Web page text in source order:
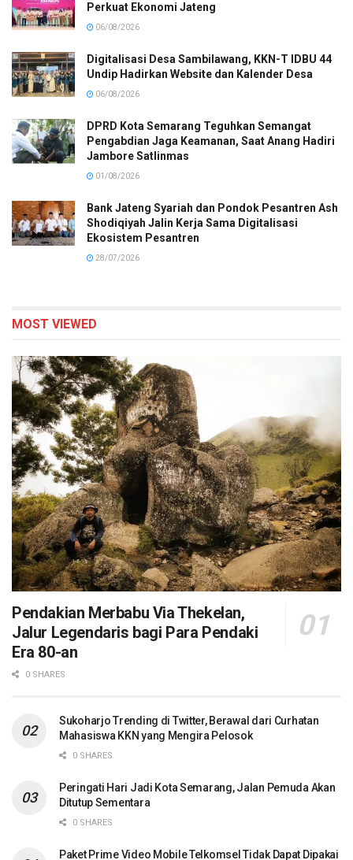
Perkuat Ekonomi Jateng
06/08/2026
Digitalisasi Desa Sambilawang, KKN-T IDBU 44
Undip Hadirkan Website dan Kalender Desa
06/08/2026
DPRD Kota Semarang Teguhkan Semangat
Pengabdian Jaga Keamanan, Saat Anang Hadiri
Jambore Satlinmas
01/08/2026
Bank Jateng Syariah dan Pondok Pesantren Ash
Shodiqiyah Jalin Kerja Sama Digitalisasi
Ekosistem Pesantren
28/07/2026
MOST VIEWED
Pendakian Merbabu Via Thekelan,
Jalur Legendaris bagi Para Pendaki
Era 80-an
0 SHARES
Sukoharjo Trending di Twitter, Berawal dari Curhatan
Mahasiswa KKN yang Mengira Pelosok
0 SHARES
Peringati Hari Jadi Kota Semarang, Jalan Pemuda Akan
Ditutup Sementara
0 SHARES
Paket Prime Video Mobile Telkomsel Tidak Dapat Dipakai